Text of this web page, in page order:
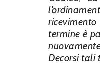
termine è
Decorsi tali